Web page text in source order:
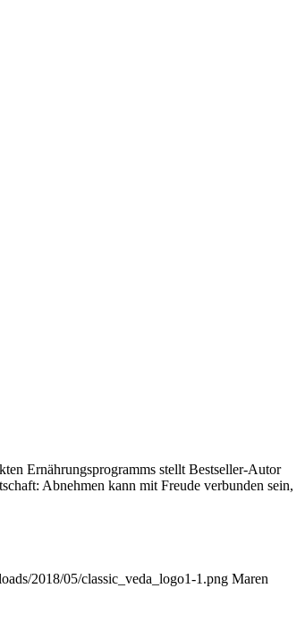
Ernährungsprogramms stellt Bestseller-Autor
Abnehmen kann mit Freude verbunden sein,
2018/05/classic_veda_logo1-1.png Maren